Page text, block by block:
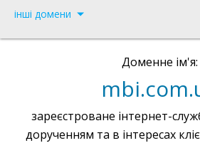
інші домени
Доменне ім'я:
зареєстроване інтернет-
дорученням та в інтересах